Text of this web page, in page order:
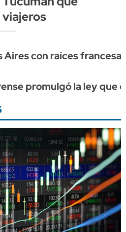
viajeros
Aires con raíces
promulgó la ley que